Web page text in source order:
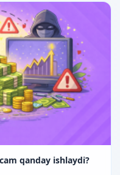
qanday ishlaydi?